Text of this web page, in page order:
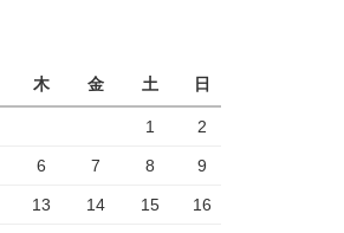
木 金 土 日
1 2
6 7 8 9
13 14 15 16